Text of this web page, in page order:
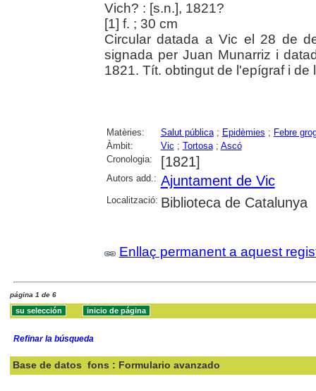
Vich? : [s.n.], 1821?
[1] f. ; 30 cm
Circular datada a Vic el 28 de
signada per Juan Munarriz i
1821. Tít. obtingut de l'epígraf i de
Matèries: Salut pública; Epidèmies ; Febre
Àmbit:
Vic ; Tortosa; Ascó
Cronologia:
[1821]
Autors add.: Ajuntament de Vic
Localització: Biblioteca de Catalunya
Enllaç permanent a aquest
página 1 de 6
Refinar la búsqueda
Base de datos fons : Formulario avanzado